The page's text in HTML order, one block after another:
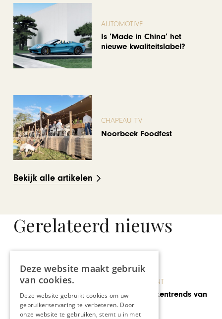
AUTOMOTIVE
Is ‘Made in China’ het
nieuwe kwaliteitslabel?
CHAPEAU TV
Noorbeek Foodfest
Bekijk alle artikelen
Gerelateerd nieuws
BRANDED CONTENT
Ontdek de keukentrends van
2025
Deze website maakt gebruik
van cookies.
Deze website gebruikt cookies om uw
gebruikerservaring te verbeteren. Door
onze website te gebruiken, stemt u in met